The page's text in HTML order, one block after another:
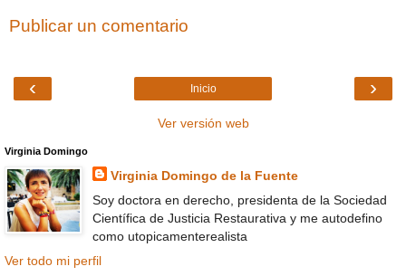
Publicar un comentario
‹ ›
Inicio
Ver versión web
Virginia Domingo
Virginia Domingo de la Fuente
Soy doctora en derecho, presidenta de la Sociedad
Científica de Justicia Restaurativa y me autodefino
como utopicamenterealista
Ver todo mi perfil